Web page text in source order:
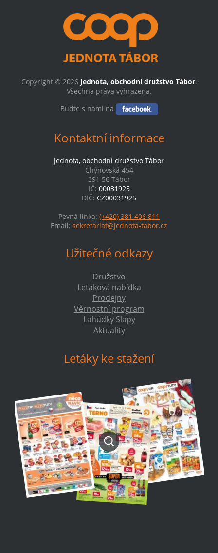
Copyright © 2026 Jednota, obchodní družstvo Tábor.
Všechna práva vyhrazena.
Buďte s námi na
Kontaktní informace
Jednota, obchodní družstvo Tábor
Chýnovská 454
391 56 Tábor
IČ: 00031925
DIČ: CZ00031925
Pevná linka: (+420) 381 406 811
Email: sekretariat@jednota-tabor.cz
Užitečné odkazy
Družstvo
Letáková nabídka
Prodejny
Věrnostní program
Lahůdky Slapy
Aktuality
Letáky ke stažení